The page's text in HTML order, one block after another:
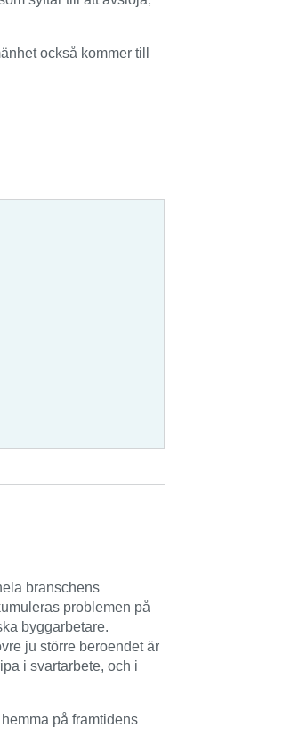
också kommer till
branschens
problemen på
byggarbetare.
ju större beroendet är
i svartarbete, och i
på framtidens